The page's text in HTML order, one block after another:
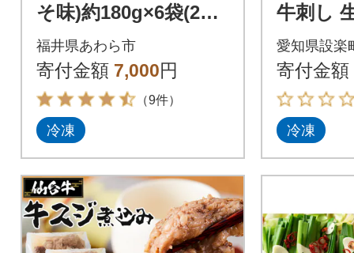
そ味)約180g×6袋(2人
前×6袋)計1.08kg <炒
めるだけ簡単!>
福井県あわら市
寄付金額 7,000円
（9件）
冷凍
牛刺し
愛知県設楽
寄付金額
冷凍